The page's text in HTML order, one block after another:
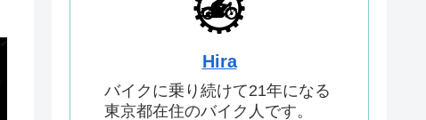
Hira
バイクに乗り続けて21年になる
東京都在住のバイク人です。